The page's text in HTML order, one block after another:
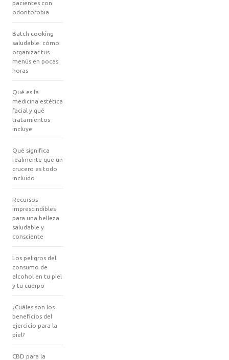
pacientes con
odontofobia
Batch cooking
saludable: cómo
organizar tus
menús en pocas
horas
Qué es la
medicina estética
facial y qué
tratamientos
incluye
Qué significa
realmente que un
crucero es todo
incluido
Recursos
imprescindibles
para una belleza
saludable y
consciente
Los peligros del
consumo de
alcohol en tu piel
y tu cuerpo
¿Cuáles son los
beneficios del
ejercicio para la
piel?
CBD para la